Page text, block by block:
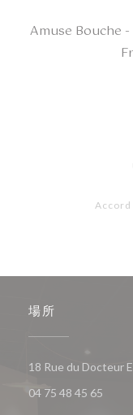
Amuse Bouche
Accord
場所
18 Rue du Docteur
04 75 48 45 65